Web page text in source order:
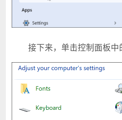
接下来，单击控制面板中